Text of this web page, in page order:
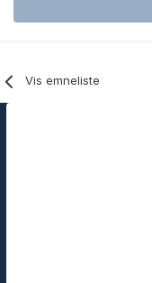
Vis emneliste